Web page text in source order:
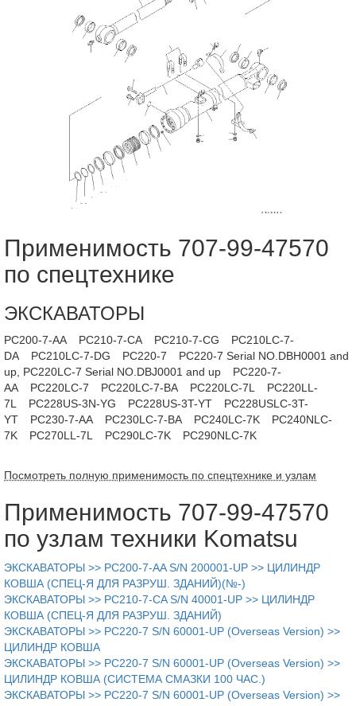
Применимость 707-99-47570
по спецтехнике
ЭКСКАВАТОРЫ
PC200-7-AA PC210-7-CA PC210-7-CG
PC210LC-7-
DA
PC210LC-7-DG PC220-7
PC220-7 Serial NO.DBH0001 and
up, PC220LC-7 Serial NO.DBJ0001 and up
PC220-7-
AA
PC220LC-7 PC220LC-7-BA PC220LC-7L
PC220LL-
7L
PC228US-3N-YG PC228US-3T-YT
PC228USLC-3T-
YT
PC230-7-AA PC230LC-7-BA PC240LC-7K
PC240NLC-
7K
PC270LL-7L PC290LC-7K PC290NLC-7K
Посмотреть полную применимость по спецтехнике и узлам
Применимость 707-99-47570
по узлам техники Komatsu
ЭКСКАВАТОРЫ >> PC200-7-AA S/N 200001-UP >> ЦИЛИНДР
КОВША (СПЕЦ-Я ДЛЯ РАЗРУШ. ЗДАНИЙ)(№-)
ЭКСКАВАТОРЫ >> PC210-7-CA S/N 40001-UP >> ЦИЛИНДР
КОВША (СПЕЦ-Я ДЛЯ РАЗРУШ. ЗДАНИЙ)
ЭКСКАВАТОРЫ >> PC220-7 S/N 60001-UP (Overseas Version) >>
ЦИЛИНДР КОВША
ЭКСКАВАТОРЫ >> PC220-7 S/N 60001-UP (Overseas Version) >>
ЦИЛИНДР КОВША (СИСТЕМА СМАЗКИ 100 ЧАС.)
ЭКСКАВАТОРЫ >> PC220-7 S/N 60001-UP (Overseas Version) >>